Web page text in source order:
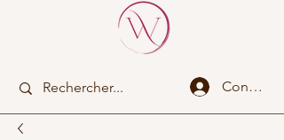
Connexion